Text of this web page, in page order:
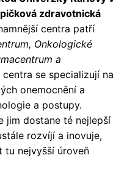
zdravotnická
centra patří
Onkologické
a
centra se specializují na
onemocnění a
a postupy.
jim dostane té nejlepší
rozvíjí a inovuje,
tu nejvyšší úroveň